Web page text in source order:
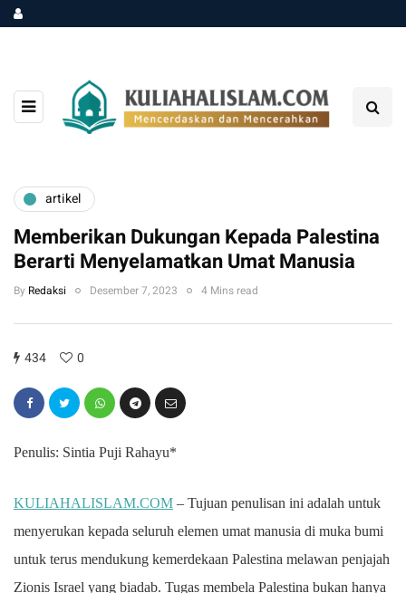
artikel
Memberikan Dukungan Kepada Palestina
Berarti Menyelamatkan Umat Manusia
By Redaksi Desember 7, 2023 4 Mins read
434 0
Penulis: Sintia Puji Rahayu*
KULIAHALISLAM.COM – Tujuan penulisan ini adalah untuk
menyerukan kepada seluruh elemen umat manusia di muka bumi
untuk terus mendukung kemerdekaan Palestina melawan penjajah
Zionis Israel yang biadab. Tugas membela Palestina bukan hanya